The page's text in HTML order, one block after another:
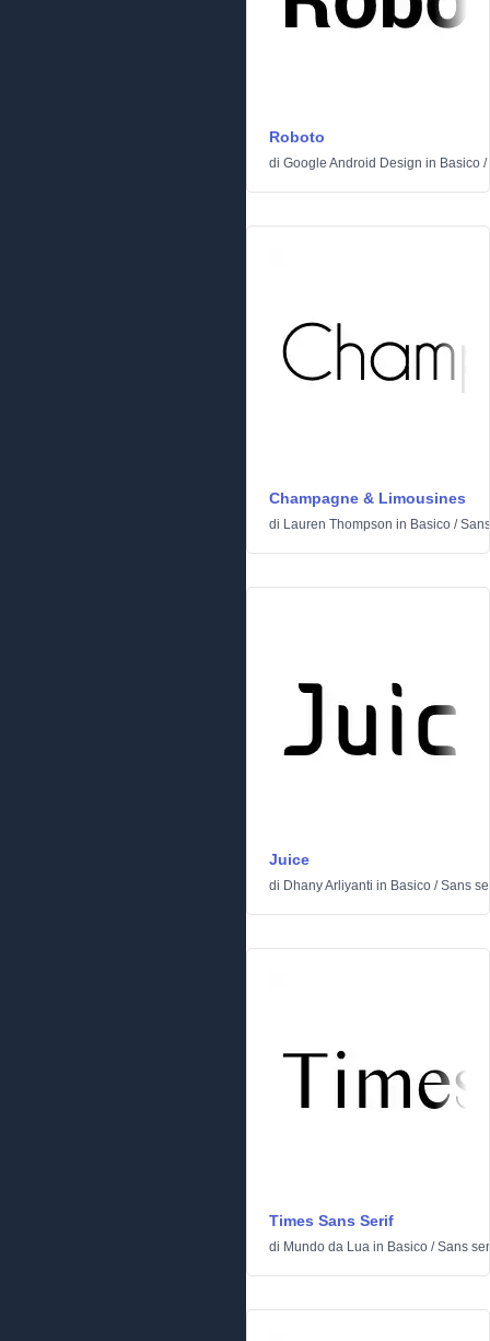
Roboto
di Google Android Design in Basico /
Champagne & Limousines
di Lauren Thompson in Basico /
Juice
di Dhany Arliyanti in Basico /Sans
Times Sans Serif
di Mundo da Lua in Basico /Sans